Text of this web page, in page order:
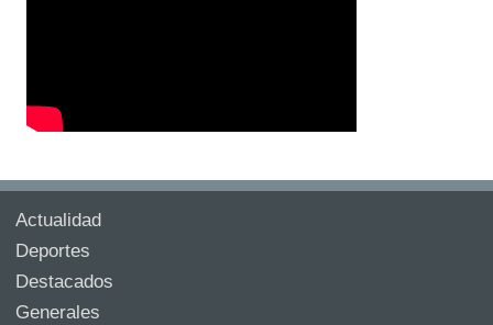
Actualidad
Deportes
Destacados
Generales